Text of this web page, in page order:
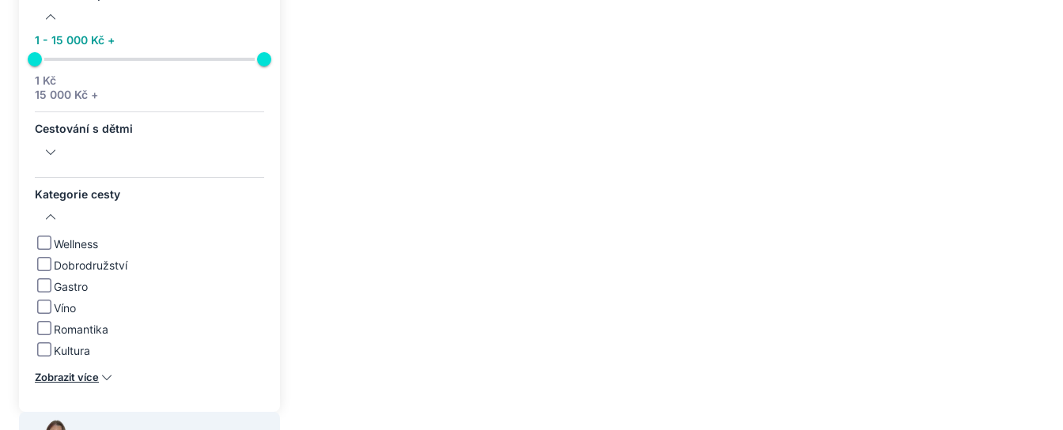
1 - 15 000 Kč +
1 Kč
15 000 Kč +
Cestování s dětmi
Kategorie cesty
Wellness
Dobrodružství
Gastro
Víno
Romantika
Kultura
Zobrazit více